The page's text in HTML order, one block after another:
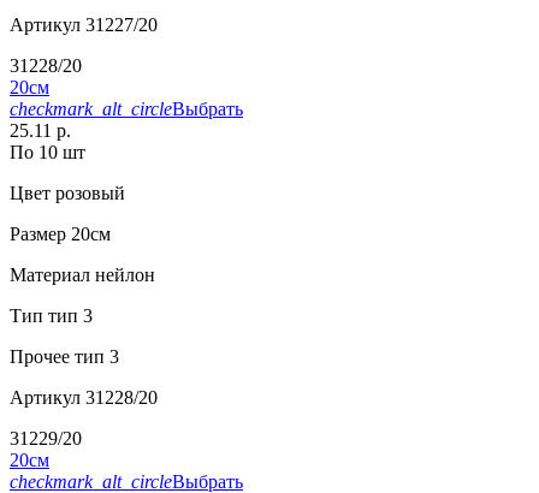
Артикул 31227/20
31228/20
20см
checkmark_alt_circleВыбрать
25.11 р.
По 10 шт
Цвет розовый
Размер 20см
Материал нейлон
Тип тип 3
Прочее тип 3
Артикул 31228/20
31229/20
20см
checkmark_alt_circleВыбрать